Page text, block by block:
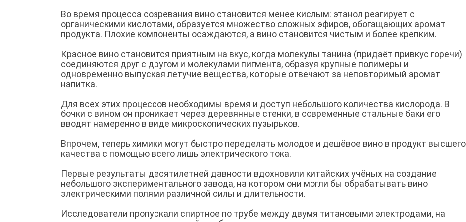
Во время процесса созревания вино становится менее кислым: этанол реагирует с
органическими кислотами, образуется множество сложных эфиров, обогащающих аромат
продукта. Плохие компоненты осаждаются, а вино становится чистым и более крепким.
Красное вино становится приятным на вкус, когда молекулы танина (придаёт привкус горечи)
соединяются друг с другом и молекулами пигмента, образуя крупные полимеры и
одновременно выпуская летучие вещества, которые отвечают за неповторимый аромат
напитка.
Для всех этих процессов необходимы время и доступ небольшого количества кислорода. В
бочки с вином он проникает через деревянные стенки, в современные стальные баки его
вводят намеренно в виде микроскопических пузырьков.
Впрочем, теперь химики могут быстро переделать молодое и дешёвое вино в продукт высшего
качества с помощью всего лишь электрического тока.
Первые результаты десятилетней давности вдохновили китайских учёных на создание
небольшого экспериментального завода, на котором они могли бы обрабатывать вино
электрическими полями различной силы и длительности.
Исследователи пропускали спиртное по трубе между двумя титановыми электродами, на